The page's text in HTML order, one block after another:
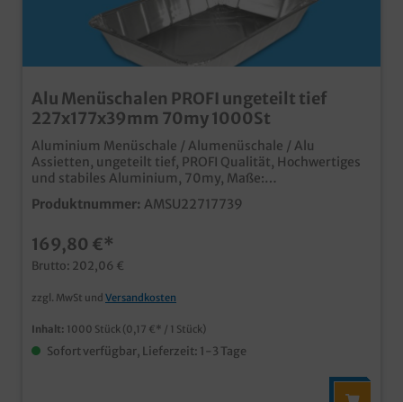
Alu Menüschalen PROFI ungeteilt tief
227x177x39mm 70my 1000St
Aluminium Menüschale / Alumenüschale / Alu
Assietten, ungeteilt tief, PROFI Qualität, Hochwertiges
und stabiles Aluminium, 70my, Maße:
227x177x39mm, ungeteilt 1000 Stück im KartonIdeal
für den professionellen Einsatz in Menüdienst und
Portionenpassende Deckel in verschiedenen Designs
und Materialien erhältlichMaschinenfest und stapelbar
Produktnummer: AMSU22717739
169,80 €*
Brutto: 202,06 €
zzgl. MwSt und Versandkosten
Inhalt: 1000 Stück (0,17 €* / 1 Stück)
Sofort verfügbar, Lieferzeit: 1-3 Tage